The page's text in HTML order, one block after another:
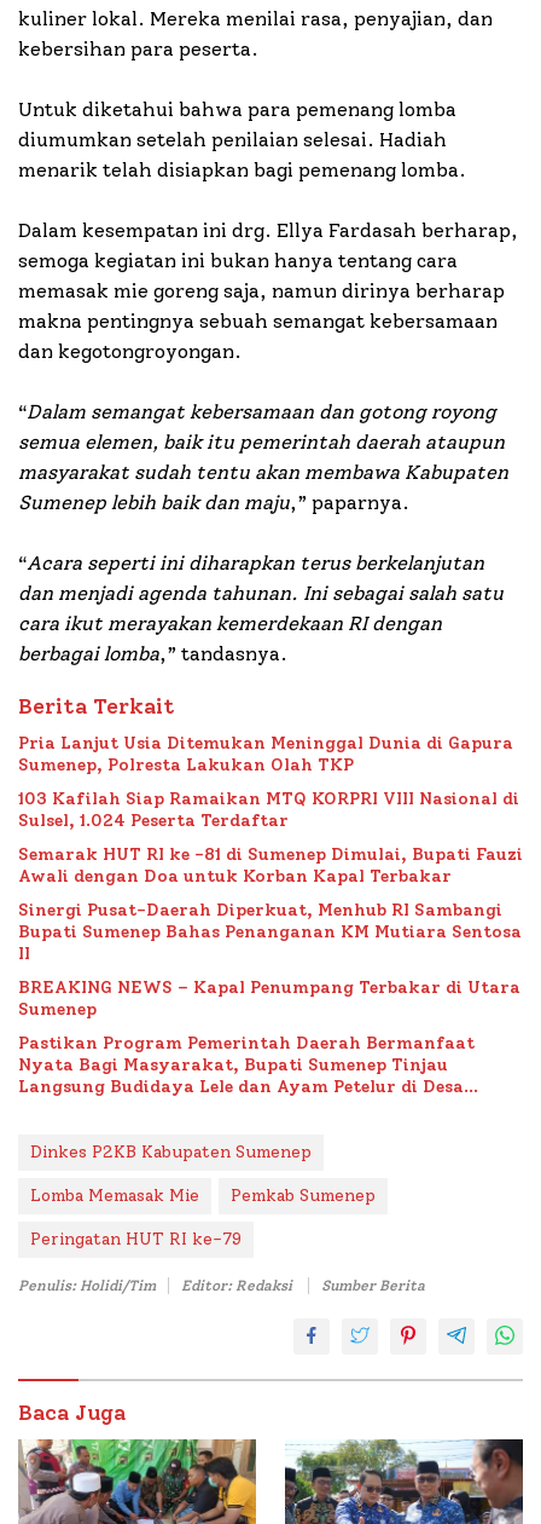
kuliner lokal. Mereka menilai rasa, penyajian, dan
kebersihan para peserta.
Untuk diketahui bahwa para pemenang lomba
diumumkan setelah penilaian selesai. Hadiah
menarik telah disiapkan bagi pemenang lomba.
Dalam kesempatan ini drg. Ellya Fardasah berharap,
semoga kegiatan ini bukan hanya tentang cara
memasak mie goreng saja, namun dirinya berharap
makna pentingnya sebuah semangat kebersamaan
dan kegotongroyongan.
“Dalam semangat kebersamaan dan gotong royong
semua elemen, baik itu pemerintah daerah ataupun
masyarakat sudah tentu akan membawa Kabupaten
Sumenep lebih baik dan maju,” paparnya.
“Acara seperti ini diharapkan terus berkelanjutan
dan menjadi agenda tahunan. Ini sebagai salah satu
cara ikut merayakan kemerdekaan RI dengan
berbagai lomba,” tandasnya.
Berita Terkait
Pria Lanjut Usia Ditemukan Meninggal Dunia di Gapura
Sumenep, Polresta Lakukan Olah TKP
103 Kafilah Siap Ramaikan MTQ KORPRI VIII Nasional di
Sulsel, 1.024 Peserta Terdaftar
Semarak HUT RI ke -81 di Sumenep Dimulai, Bupati Fauzi
Awali dengan Doa untuk Korban Kapal Terbakar
Sinergi Pusat-Daerah Diperkuat, Menhub RI Sambangi
Bupati Sumenep Bahas Penanganan KM Mutiara Sentosa
II
BREAKING NEWS – Kapal Penumpang Terbakar di Utara
Sumenep
Pastikan Program Pemerintah Daerah Bermanfaat
Nyata Bagi Masyarakat, Bupati Sumenep Tinjau
Langsung Budidaya Lele dan Ayam Petelur di Desa
Dinkes P2KB Kabupaten Sumenep
Lomba Memasak Mie Pemkab Sumenep
Peringatan HUT RI ke-79
Penulis: Holidi/Tim Editor: Redaksi Sumber Berita
Baca Juga